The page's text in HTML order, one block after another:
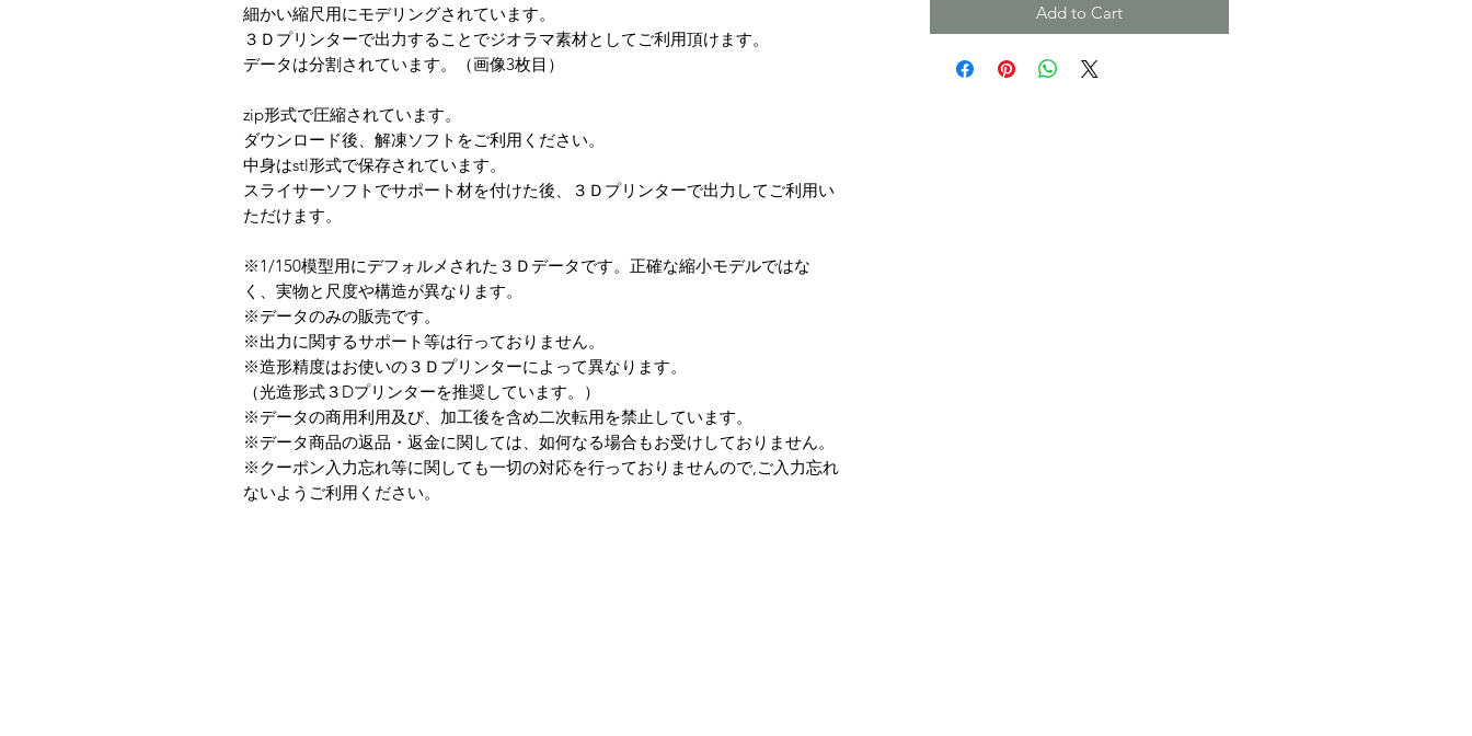
細かい縮尺用にモデリングされています。
３Ｄプリンターで出力することでジオラマ素材としてご利用頂けます。
データは分割されています。（画像3枚目）
zip形式で圧縮されています。
ダウンロード後、解凍ソフトをご利用ください。
中身はstl形式で保存されています。
スライサーソフトでサポート材を付けた後、３Ｄプリンターで出力してご利用い
ただけます。
※1/150模型用にデフォルメされた３Ｄデータです。正確な縮小モデルではな
く、実物と尺度や構造が異なります。
※データのみの販売です。
※出力に関するサポート等は行っておりません。
※造形精度はお使いの３Ｄプリンターによって異なります。
（光造形式３Dプリンターを推奨しています。）
※データの商用利用及び、加工後を含め二次転用を禁止しています。
※データ商品の返品・返金に関しては、如何なる場合もお受けしておりません。
※クーポン入力忘れ等に関しても一切の対応を行っておりませんので,ご入力忘れ
ないようご利用ください。
Add to Cart